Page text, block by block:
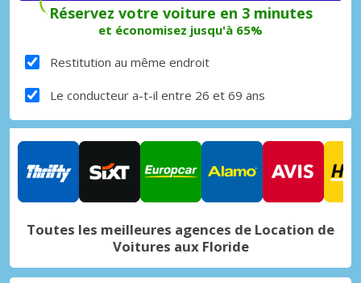
Réservez votre voiture en 3 minutes
et économisez jusqu'à 65%
Restitution au même endroit
Le conducteur a-t-il entre 26 et 69 ans
Toutes les meilleures agences de Location de
Voitures aux Floride